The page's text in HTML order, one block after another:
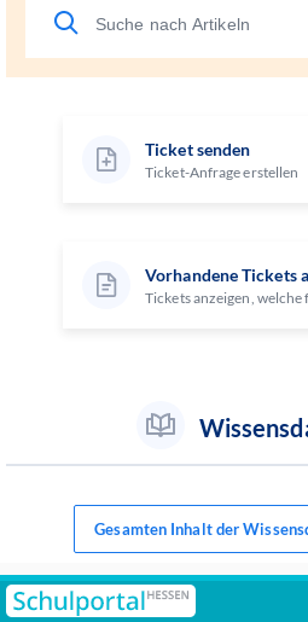
Ticket senden
Ticket-Anfrage erstellen
Vorhandene Tickets
Tickets anzeigen,
Gesamten Inhalt der